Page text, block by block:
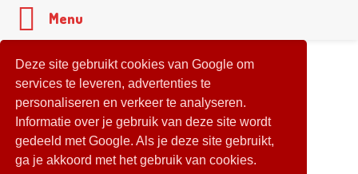
Deze site gebruikt cookies van Google om
services te leveren, advertenties te
personaliseren en verkeer te analyseren.
Informatie over je gebruik van deze site wordt
gedeeld met Google. Als je deze site gebruikt,
ga je akkoord met het gebruik van cookies.
Menu